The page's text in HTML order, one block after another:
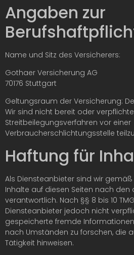
Angaben zur
Name und Sitz des Versicherers:
Gothaer Versicherung AG
70176 Stuttgart
Geltungsraum der Versicherung:
Wir sind nicht bereit oder
Streitbeilegungsverfahren vor einer
Verbraucherschlichtungsstelle
Haftung für
Als Diensteanbieter sind wir gemäß
Inhalte auf diesen Seiten nach den
verantwortlich. Nach §§ 8 bis 10
Diensteanbieter jedoch nicht
gespeicherte fremde
nach Umständen zu forschen, die
Tätigkeit hinweisen.